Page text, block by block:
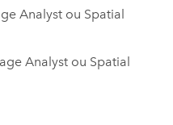
Analyst ou Spatial
Analyst ou Spatial